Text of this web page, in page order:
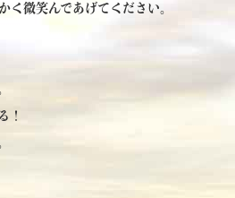
く微笑んであげてください。
！